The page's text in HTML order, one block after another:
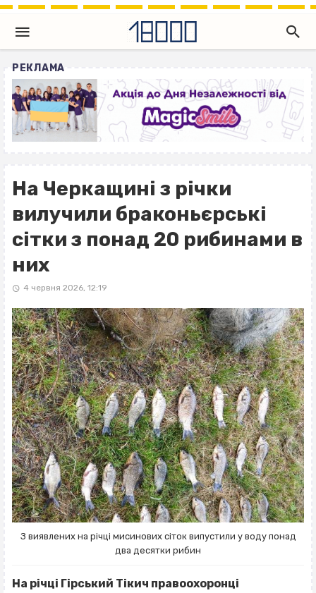
РЕКЛАМА
На Черкащині з річки
вилучили браконьєрські
сітки з понад 20 рибинами в
них
4 червня 2026, 12:19
З виявлених на річці мисинових сіток випустили у воду понад
два десятки рибин
На річці Гірський Тікич правоохоронці